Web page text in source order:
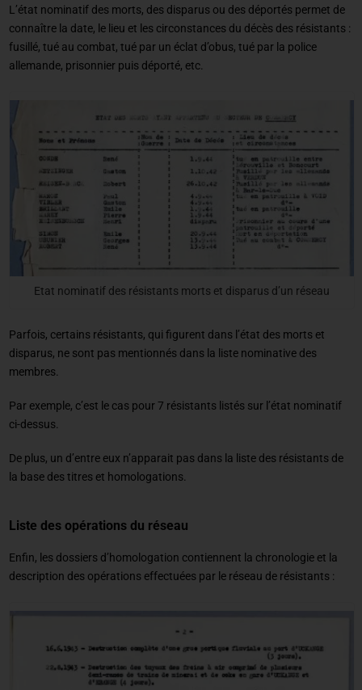
L’état nominatif des morts, des disparus ou des déportés permet de
connaître la date, le lieu et les circonstances du décès des résistants :
fusillé, tué au combat, tué par un éclat d’obus, tué par la police
allemande, prisonnier puis déporté, etc.
Etat nominatif des résistants morts et disparus d’un réseau
Parfois, certains résistants, qui figurent dans l’état des morts et
disparus, ne sont pas mentionnés dans la liste nominative des
membres.
Par exemple, c’est le cas pour 7 résistants listés sur l’état nominatif
ci-dessus.
De plus, un d’entre eux n’apparait pas dans la liste des résistants de
la base des titres et homologations.
Liste des opérations du réseau
Enfin, les dossiers d’homologation contiennent la chronologie et la
description des opérations effectuées par le réseau de résistants :